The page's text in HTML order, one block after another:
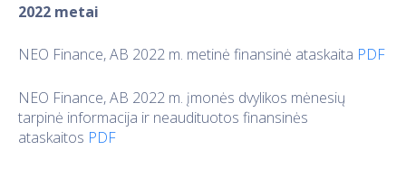
2022 metai
NEO Finance, AB 2022 m. metinė finansinė ataskaita PDF
NEO Finance, AB 2022 m. įmonės dvylikos mėnesių
tarpinė informacija ir neaudituotos finansinės
ataskaitos PDF